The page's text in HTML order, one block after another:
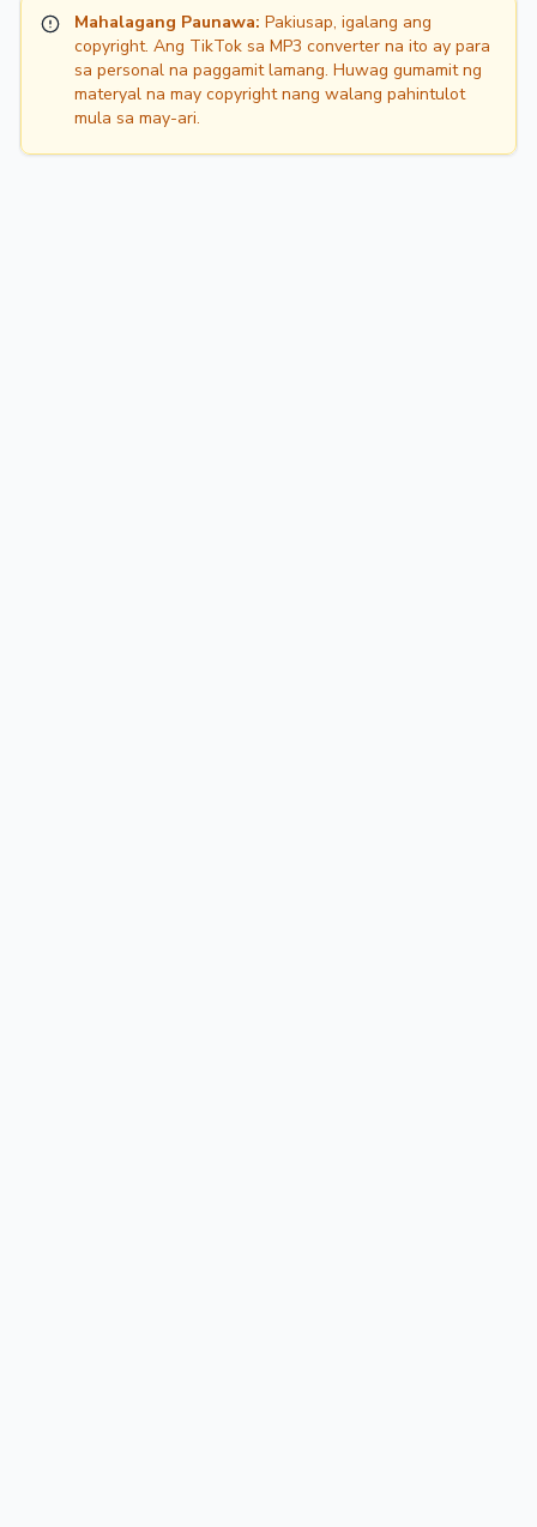
Mahalagang Paunawa: Pakiusap, igalang ang
copyright. Ang TikTok sa MP3 converter na ito ay para
sa personal na paggamit lamang. Huwag gumamit ng
materyal na may copyright nang walang pahintulot
mula sa may-ari.